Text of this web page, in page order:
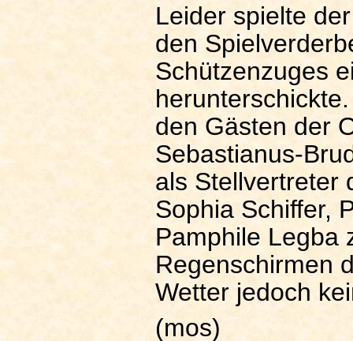
Leider spielte
den
Schützenzuges
den Gästen der
Sebastianus-
als Stellvertreter
Sophia Schiffer,
Pamphile Legba
Regenschirmen
Wetter jedoch
(mos)